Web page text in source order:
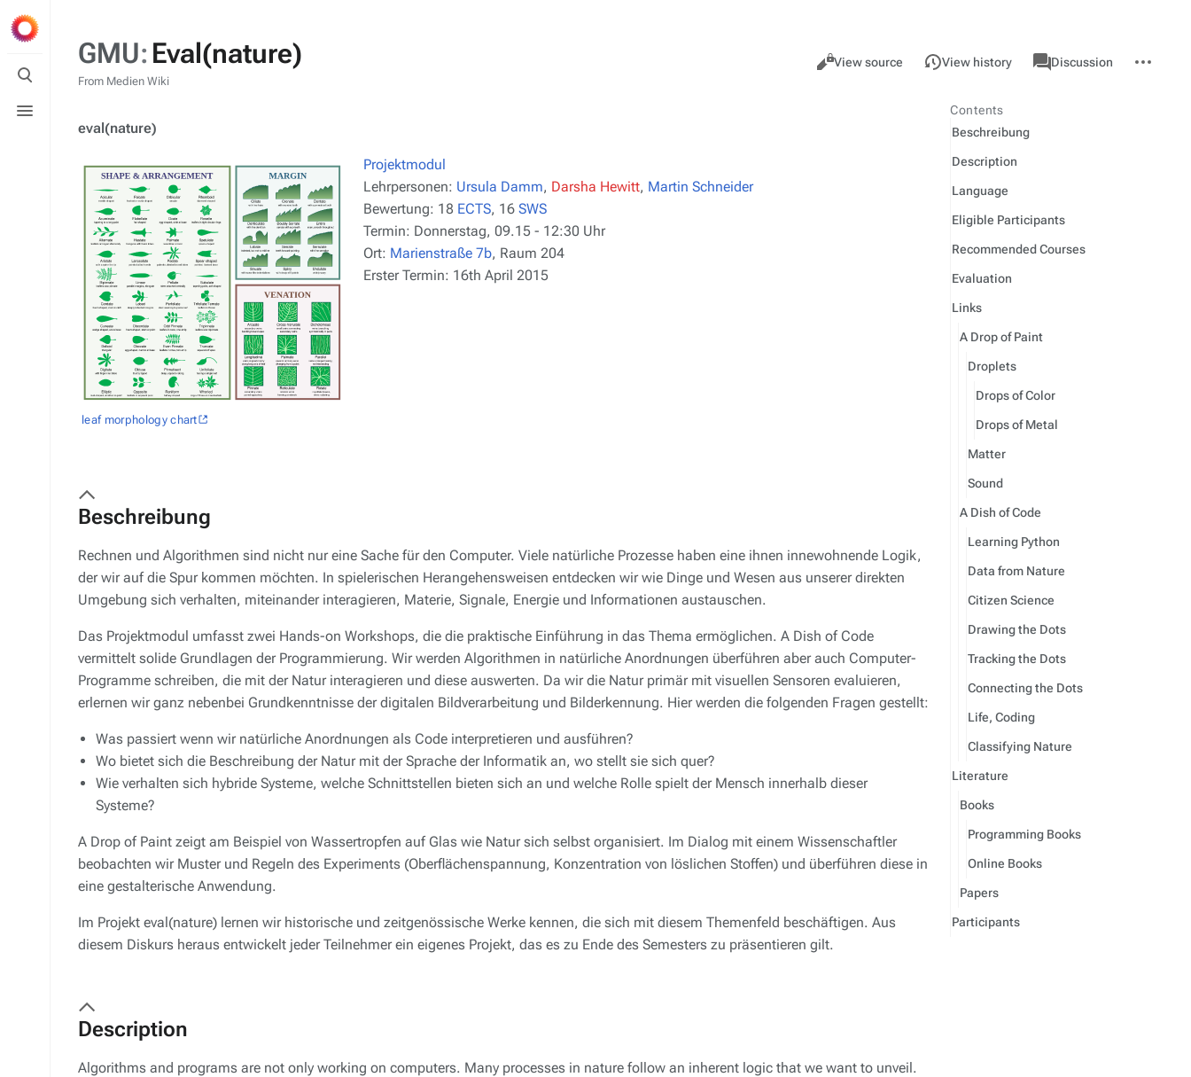
Toggle
search
menu
GMU: Eval(nature)
From Medien Wiki
Views
ReadView source View history
associated-
pages
GMUDiscussion
actions
eval(nature)
leaf morphology chart
Projektmodul
Lehrpersonen: Ursula Damm, Darsha Hewitt, Martin Schneider
Bewertung: 18 ECTS, 16 SWS
Termin: Donnerstag, 09.15 - 12:30 Uhr
Ort: Marienstraße 7b, Raum 204
Erster Termin: 16th April 2015
Beschreibung
Rechnen und Algorithmen sind nicht nur eine Sache für den Computer. Viele natürliche Prozesse haben eine ihnen innewohnende Logik,
der wir auf die Spur kommen möchten. In spielerischen Herangehensweisen entdecken wir wie Dinge und Wesen aus unserer direkten
Umgebung sich verhalten, miteinander interagieren, Materie, Signale, Energie und Informationen austauschen.
Das Projektmodul umfasst zwei Hands-on Workshops, die die praktische Einführung in das Thema ermöglichen. A Dish of Code
vermittelt solide Grundlagen der Programmierung. Wir werden Algorithmen in natürliche Anordnungen überführen aber auch Computer-
Programme schreiben, die mit der Natur interagieren und diese auswerten. Da wir die Natur primär mit visuellen Sensoren evaluieren,
erlernen wir ganz nebenbei Grundkenntnisse der digitalen Bildverarbeitung und Bilderkennung. Hier werden die folgenden Fragen gestellt:
Was passiert wenn wir natürliche Anordnungen als Code interpretieren und ausführen?
Wo bietet sich die Beschreibung der Natur mit der Sprache der Informatik an, wo stellt sie sich quer?
Wie verhalten sich hybride Systeme, welche Schnittstellen bieten sich an und welche Rolle spielt der Mensch innerhalb dieser
Systeme?
A Drop of Paint zeigt am Beispiel von Wassertropfen auf Glas wie Natur sich selbst organisiert. Im Dialog mit einem Wissenschaftler
beobachten wir Muster und Regeln des Experiments (Oberflächenspannung, Konzentration von löslichen Stoffen) und überführen diese in
eine gestalterische Anwendung.
Im Projekt eval(nature) lernen wir historische und zeitgenössische Werke kennen, die sich mit diesem Themenfeld beschäftigen. Aus
diesem Diskurs heraus entwickelt jeder Teilnehmer ein eigenes Projekt, das es zu Ende des Semesters zu präsentieren gilt.
Description
Algorithms and programs are not only working on computers. Many processes in nature follow an inherent logic that we want to unveil.
Contents
Beschreibung
Description
Language
Eligible Participants
Recommended Courses
Evaluation
Links
A Drop of Paint
Droplets
Drops of Color
Drops of Metal
Matter
Sound
A Dish of Code
Learning Python
Data from Nature
Citizen Science
Drawing the Dots
Tracking the Dots
Connecting the Dots
Life, Coding
Classifying Nature
Literature
Books
Programming Books
Online Books
Papers
Participants